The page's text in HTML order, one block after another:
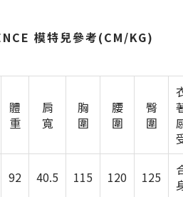
模特兒參考(CM/KG)
體
重
肩
寬
胸
圍
腰
圍
臀
圍
92 40.5 115 120 125